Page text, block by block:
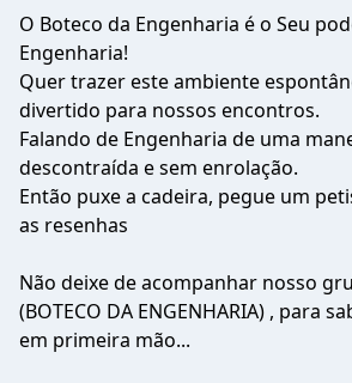
O Boteco da Engenharia é o Seu
Engenharia!
Quer trazer este ambiente
divertido para nossos encontros.
Falando de Engenharia de uma
descontraída e sem enrolação.
Então puxe a cadeira, pegue um
as resenhas
Não deixe de acompanhar nosso
(BOTECO DA ENGENHARIA) , para
em primeira mão...